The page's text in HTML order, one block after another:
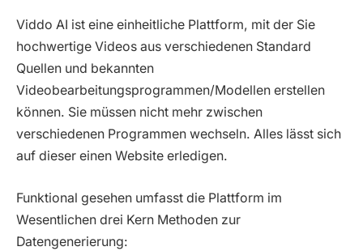
Viddo AI ist eine einheitliche Plattform, mit der Sie
hochwertige Videos aus verschiedenen Standard
Quellen und bekannten
Videobearbeitungsprogrammen/Modellen erstellen
können. Sie müssen nicht mehr zwischen
verschiedenen Programmen wechseln. Alles lässt sich
auf dieser einen Website erledigen.
Funktional gesehen umfasst die Plattform im
Wesentlichen drei Kern Methoden zur
Datengenerierung: